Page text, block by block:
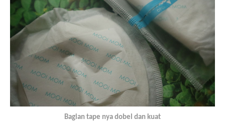
Bagian tape nya dobel dan kuat